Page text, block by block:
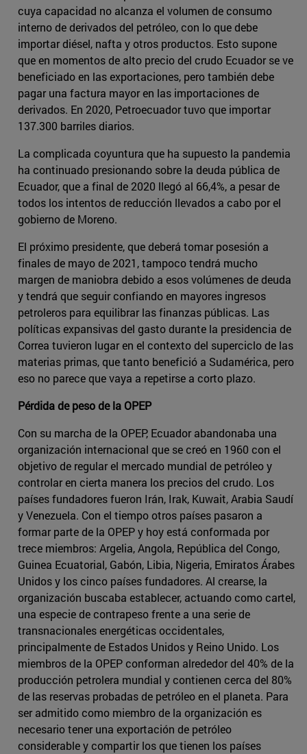
cuya capacidad no alcanza el volumen de consumo
interno de derivados del petróleo, con lo que debe
importar diésel, nafta y otros productos. Esto supone
que en momentos de alto precio del crudo Ecuador se ve
beneficiado en las exportaciones, pero también debe
pagar una factura mayor en las importaciones de
derivados. En 2020, Petroecuador tuvo que importar
137.300 barriles diarios.
La complicada coyuntura que ha supuesto la pandemia
ha continuado presionando sobre la deuda pública de
Ecuador, que a final de 2020 llegó al 66,4%, a pesar de
todos los intentos de reducción llevados a cabo por el
gobierno de Moreno.
El próximo presidente, que deberá tomar posesión a
finales de mayo de 2021, tampoco tendrá mucho
margen de maniobra debido a esos volúmenes de deuda
y tendrá que seguir confiando en mayores ingresos
petroleros para equilibrar las finanzas públicas. Las
políticas expansivas del gasto durante la presidencia de
Correa tuvieron lugar en el contexto del superciclo de las
materias primas, que tanto benefició a Sudamérica, pero
eso no parece que vaya a repetirse a corto plazo.
Pérdida de peso de la OPEP
Con su marcha de la OPEP, Ecuador abandonaba una
organización internacional que se creó en 1960 con el
objetivo de regular el mercado mundial de petróleo y
controlar en cierta manera los precios del crudo. Los
países fundadores fueron Irán, Irak, Kuwait, Arabia Saudí
y Venezuela. Con el tiempo otros países pasaron a
formar parte de la OPEP y hoy está conformada por
trece miembros: Argelia, Angola, República del Congo,
Guinea Ecuatorial, Gabón, Libia, Nigeria, Emiratos Árabes
Unidos y los cinco países fundadores. Al crearse, la
organización buscaba establecer, actuando como cartel,
una especie de contrapeso frente a una serie de
transnacionales energéticas occidentales,
principalmente de Estados Unidos y Reino Unido. Los
miembros de la OPEP conforman alrededor del 40% de la
producción petrolera mundial y contienen cerca del 80%
de las reservas probadas de petróleo en el planeta. Para
ser admitido como miembro de la organización es
necesario tener una exportación de petróleo
considerable y compartir los que tienen los países